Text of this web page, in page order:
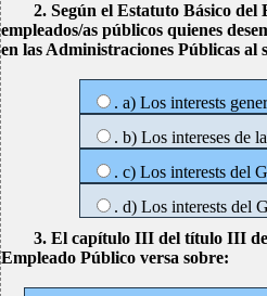
2. Según el Estatuto Básico del
empleados/as públicos quienes
en las Administraciones Públicas al
. a) Los interests
. b) Los intereses de
. c) Los interests del
. d) Los interests del
3. El capítulo III del título III
Empleado Público versa sobre: